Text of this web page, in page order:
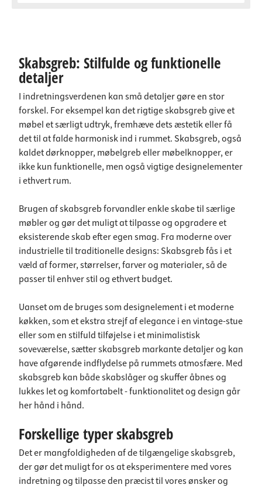
Skabsgreb: Stilfulde og funktionelle
detaljer
I indretningsverdenen kan små detaljer gøre en stor
forskel. For eksempel kan det rigtige skabsgreb give et
møbel et særligt udtryk, fremhæve dets æstetik eller få
det til at falde harmonisk ind i rummet. Skabsgreb, også
kaldet dørknopper, møbelgreb eller møbelknopper, er
ikke kun funktionelle, men også vigtige designelementer
i ethvert rum.
Brugen af skabsgreb forvandler enkle skabe til særlige
møbler og gør det muligt at tilpasse og opgradere et
eksisterende skab efter egen smag. Fra moderne over
industrielle til traditionelle designs: Skabsgreb fås i et
væld af former, størrelser, farver og materialer, så de
passer til enhver stil og ethvert budget.
Uanset om de bruges som designelement i et moderne
køkken, som et ekstra strejf af elegance i en vintage-stue
eller som en stilfuld tilføjelse i et minimalistisk
soveværelse, sætter skabsgreb markante detaljer og kan
have afgørende indflydelse på rummets atmosfære. Med
skabsgreb kan både skabslåger og skuffer åbnes og
lukkes let og komfortabelt - funktionalitet og design går
her hånd i hånd.
Forskellige typer skabsgreb
Det er mangfoldigheden af de tilgængelige skabsgreb,
der gør det muligt for os at eksperimentere med vores
indretning og tilpasse den præcist til vores ønsker og